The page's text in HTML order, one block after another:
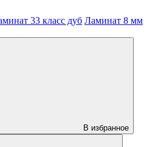
33 класс дуб Ламинат 8 мм
В избранное